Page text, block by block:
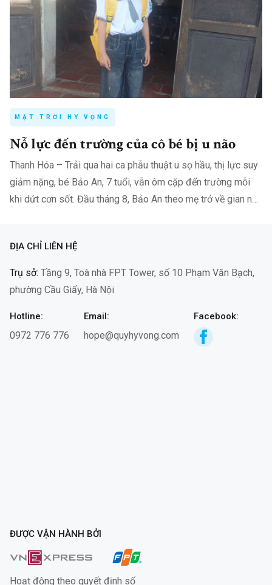
MẶT TRỜI HY VỌNG
Nỗ lực đến trường của cô bé bị u não
Thanh Hóa – Trải qua hai ca phẫu thuật u sọ hầu, thị lực suy
giảm nặng, bé Bảo An, 7 tuổi, vẫn ôm cặp đến trường mỗi
khi dứt cơn sốt. Đầu tháng 8, Bảo An theo mẹ trở về gian nhà
ĐỊA CHỈ LIÊN HỆ
Trụ sở: Tầng 9, Toà nhà FPT Tower, số 10 Phạm Văn Bạch,
phường Cầu Giấy, Hà Nội
Hotline:
0972 776 776
Email:
hope@quyhyvong.com
Facebook:
ĐƯỢC VẬN HÀNH BỞI
Hoạt động theo quyết định số